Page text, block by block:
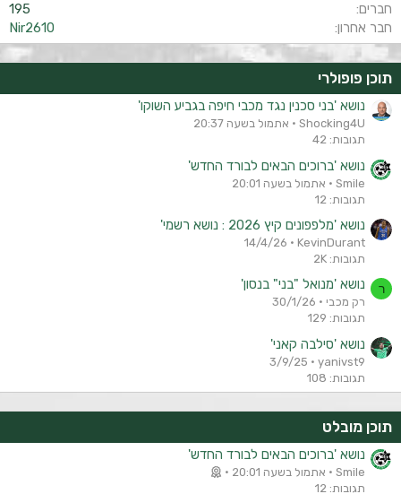
חברים
195
חבר אחרון
Nir2610
תוכן פופולרי
נושא 'בני סכנין נגד מכבי חיפה בגביע השוקו'
Shocking4U
אתמול בשעה 20:37
תגובות: 42
נושא 'ברוכים הבאים לבורד החדש'
Smile
אתמול בשעה 20:01
תגובות: 12
נושא 'מלפפונים קיץ 2026 : נושא רשמי'
KevinDurant
14/4/26
תגובות: 2K
ר נושא 'מנואל "בני" בנסון'
רק מכבי
30/1/26
תגובות: 129
נושא 'סילבה קאני'
yanivst9
3/9/25
תגובות: 108
תוכן מובלט
נושא 'ברוכים הבאים לבורד החדש'
Smile
אתמול בשעה 20:01
תגובות: 12